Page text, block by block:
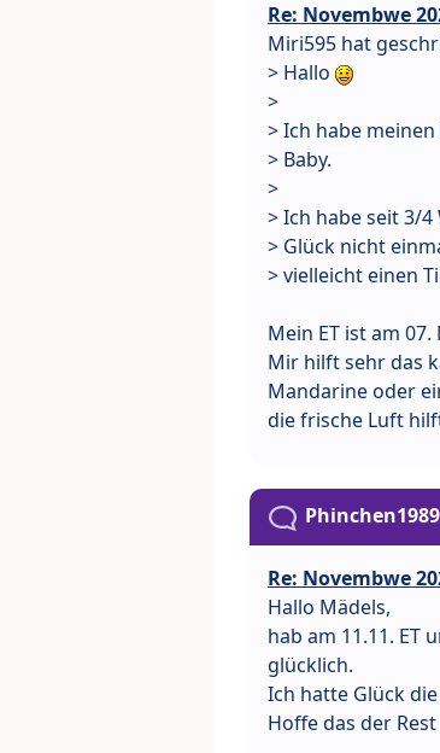
Re: Novembwe
Miri595 hat
> Hallo
>
> Ich habe
> Baby.
>
> Ich habe seit 3/
> Glück nicht
> vielleicht einen
Mein ET ist am 07.
Mir hilft sehr das
Mandarine oder
die frische Luft
Phinchen1989
Re: Novembwe
Hallo Mädels,
hab am 11.11. ET
glücklich.
Ich hatte Glück
Hoffe das der